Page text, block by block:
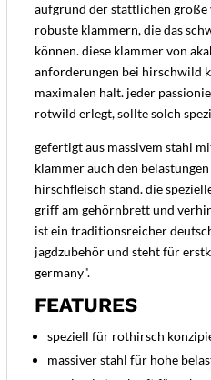
aufgrund der stattlichen
robuste klammern, die das
können. diese klammer von
anforderungen bei hirschwild
maximalen halt. jeder
rotwild erlegt, sollte solch
gefertigt aus massivem stahl
klammer auch den
hirschfleisch stand. die
griff am gehörnbrett und
ist ein traditionsreicher
jagdzubehör und steht für
germany".
FEATURES
speziell für rothirsch
massiver stahl für hohe